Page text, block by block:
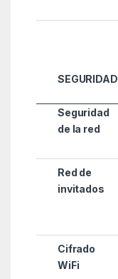
SEGURIDAD
Seguridad
de la red
Red de
invitados
Cifrado
WiFi